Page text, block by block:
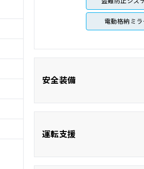
電動格納ミラ
安全装備
衝突被害軽減シ
運転支援